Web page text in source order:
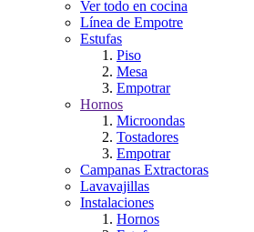
Ver todo en cocina
Línea de Empotre
Estufas
Piso
Mesa
Empotrar
Hornos
Microondas
Tostadores
Empotrar
Campanas Extractoras
Lavavajillas
Instalaciones
Hornos